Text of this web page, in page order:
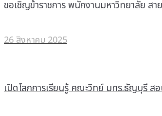
ขอเชิญข้าราชการ พนักงานมหาวิทยาลัย ส
26 สิงหาคม 2025
เปิดโลกการเรียนรู้ คณะวิทย์ มทร.ธัญบุรี ส